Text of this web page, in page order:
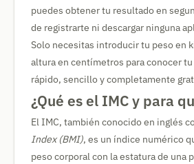
puedes obtener tu resultado en
de registrarte ni descargar ninguna
Solo necesitas introducir tu peso en
altura en centímetros para conocer
rápido, sencillo y completamente
¿Qué es el IMC y para
El IMC, también conocido en inglés
Index (BMI), es un índice numérico
peso corporal con la estatura de una